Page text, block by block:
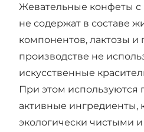
Жевательные конфеты с
не содержат в составе
компонентов, лактозы и
производстве не
искусственные
При этом используются
активные ингредиенты,
экологически чистыми